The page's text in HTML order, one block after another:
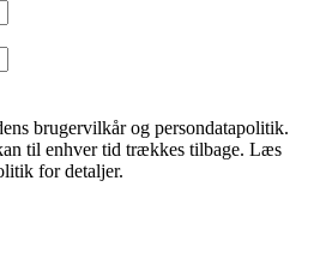
brugervilkår og persondatapolitik.
til enhver tid trækkes tilbage. Læs
for detaljer.